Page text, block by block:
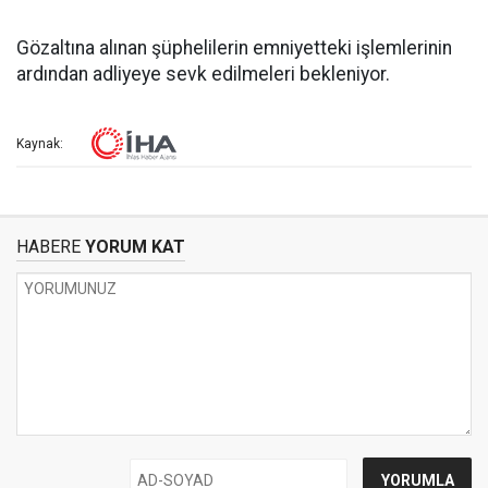
Gözaltına alınan şüphelilerin emniyetteki işlemlerinin
ardından adliyeye sevk edilmeleri bekleniyor.
Kaynak:
HABERE YORUM KAT